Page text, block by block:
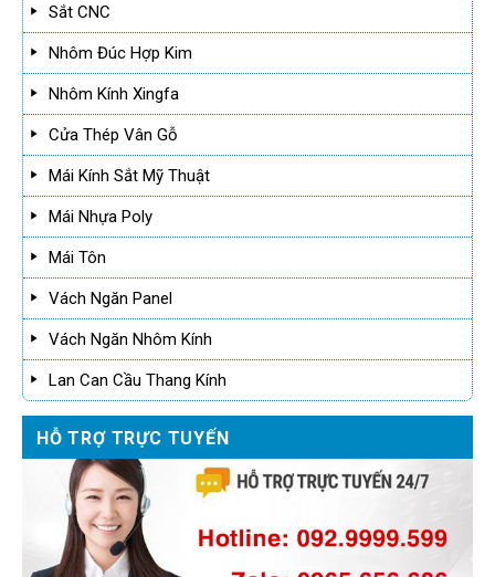
Sắt CNC
Nhôm Đúc Hợp Kim
Nhôm Kính Xingfa
Cửa Thép Vân Gỗ
Mái Kính Sắt Mỹ Thuật
Mái Nhựa Poly
Mái Tôn
Vách Ngăn Panel
Vách Ngăn Nhôm Kính
Lan Can Cầu Thang Kính
HỖ TRỢ TRỰC TUYẾN